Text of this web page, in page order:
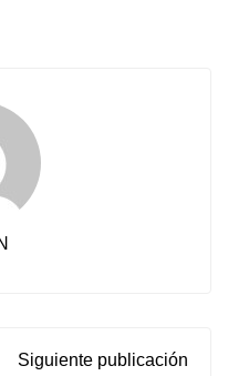
Siguiente publicación